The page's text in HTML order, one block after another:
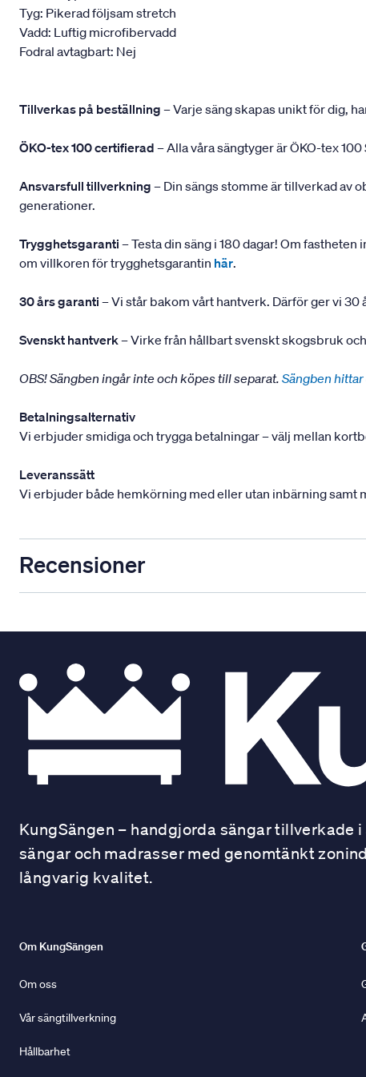
Tyg: Pikerad följsam stretch
Vadd: Luftig microfibervadd
Fodral avtagbart: Nej
Tillverkas på beställning – Varje säng skapas unikt för dig,
ÖKO-tex 100 certifierad – Alla våra sängtyger är ÖKO-tex
Ansvarsfull tillverkning – Din sängs stomme är tillverkad av
generationer.
Trygghetsgaranti – Testa din säng i 180 dagar! Om
om villkoren för trygghetsgarantin här.
30 års garanti – Vi står bakom vårt hantverk. Därför ger vi 30
Svenskt hantverk– Virke från hållbart svenskt skogsbruk
OBS! Sängben ingår inte och köpes till separat. Sängben hittar
Betalningsalternativ
Vi erbjuder smidiga och trygga betalningar – välj mellan
Leveranssätt
Vi erbjuder både hemkörning med eller utan inbärning samt
Recensioner
KungSängen – handgjorda sängar
sängar och madrasser med genomtänkt
långvarig kvalitet.
Om KungSängen
Om oss
Vår sängtillverkning
Hållbarhet